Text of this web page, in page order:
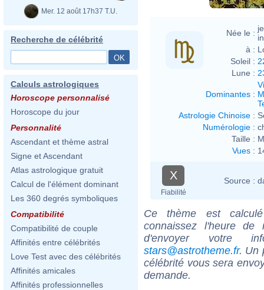
Mer. 12 août 17h37 T.U.
Recherche de célébrité
Calculs astrologiques
Horoscope personnalisé
Horoscope du jour
Personnalité
Ascendant et thème astral
Signe et Ascendant
Atlas astrologique gratuit
Calcul de l'élément dominant
Les 360 degrés symboliques
Compatibilité
Compatibilité de couple
Affinités entre célébrités
Love Test avec des célébrités
Affinités amicales
Affinités professionnelles
Née le :
à :
Soleil :
Lune :
Dominantes :
Astrologie Chinoise :
Numérologie :
Taille :
Vues :
X
Fiabilité
Source :
Ce thème est
connaissez l'heure de
d'envoyer votre
stars@astrotheme.fr. Un
célébrité vous sera
demande.